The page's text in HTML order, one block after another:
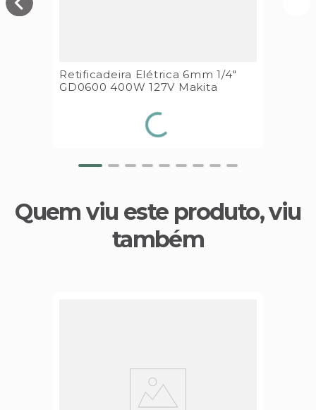
Retificadeira Elétrica 6mm 1/4"
GD0600 400W 127V Makita
Quem viu este produto, viu
também